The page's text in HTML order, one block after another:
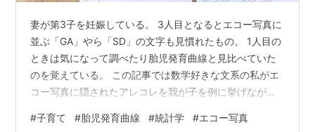
妻が第3子を妊娠している。 3人目となるとエコー写真に
並ぶ「GA」やら「SD」の文字も見慣れたもの。 1人目の
ときは気になって調べたり胎児発育曲線と見比べていた
のを覚えている。 この記事では数学好きな文系の私がエ
コー写真に隠されたアレコレを我が子を例に挙げながら
の時は胎児発育曲線を超えたりしていたが、第3子は曲線
#子育て #胎児発育曲線 #統計学 #エコー写真